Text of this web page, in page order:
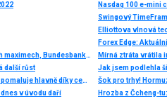
Rozbřesk: Německá inflace na čtyřletých maximech, Bundesbanka bije na poplach
další růst
Analýza makroindikátorů: Inflace dále zpomaluje hlavně díky cenám potravin
v úvodu daří
Nasdaq 100 e-mini
Swingový
Forex Edge:
Jak jsem podlehla
Šok pro trhy!
Hrozba z Čcheng-